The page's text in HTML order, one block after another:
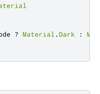
? Material .Dark :